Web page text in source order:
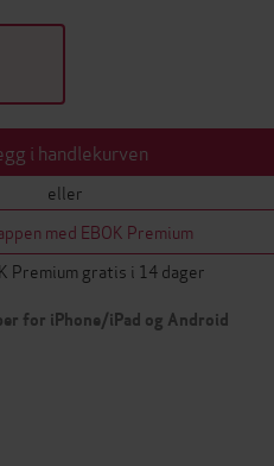
i handlekurven
eller
med EBOK Premium
Premium gratis i 14 dager
for iPhone/iPad og Android